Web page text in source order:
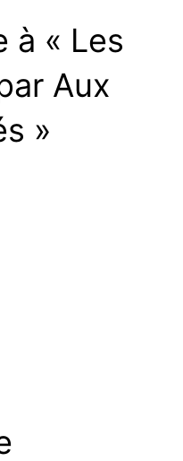
à « Les
Aux
»